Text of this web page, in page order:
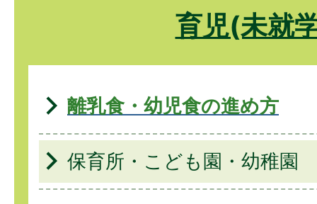
育児(未就
離乳食・幼児食の進め方
保育所・こども園・幼稚園